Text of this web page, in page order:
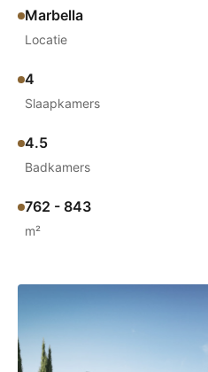
Marbella
Locatie
4
Slaapkamers
4.5
Badkamers
762 - 843
m²